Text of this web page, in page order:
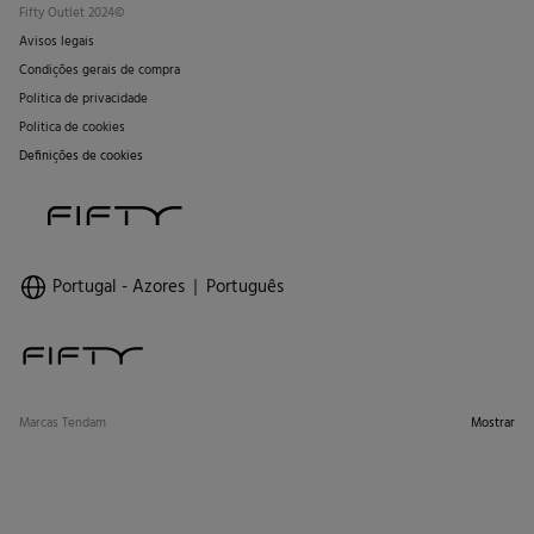
Fifty Outlet 2024©
Avisos legais
Condições gerais de compra
Politica de privacidade
Politica de cookies
Definições de cookies
Portugal - Azores Português
Marcas Tendam Mostrar